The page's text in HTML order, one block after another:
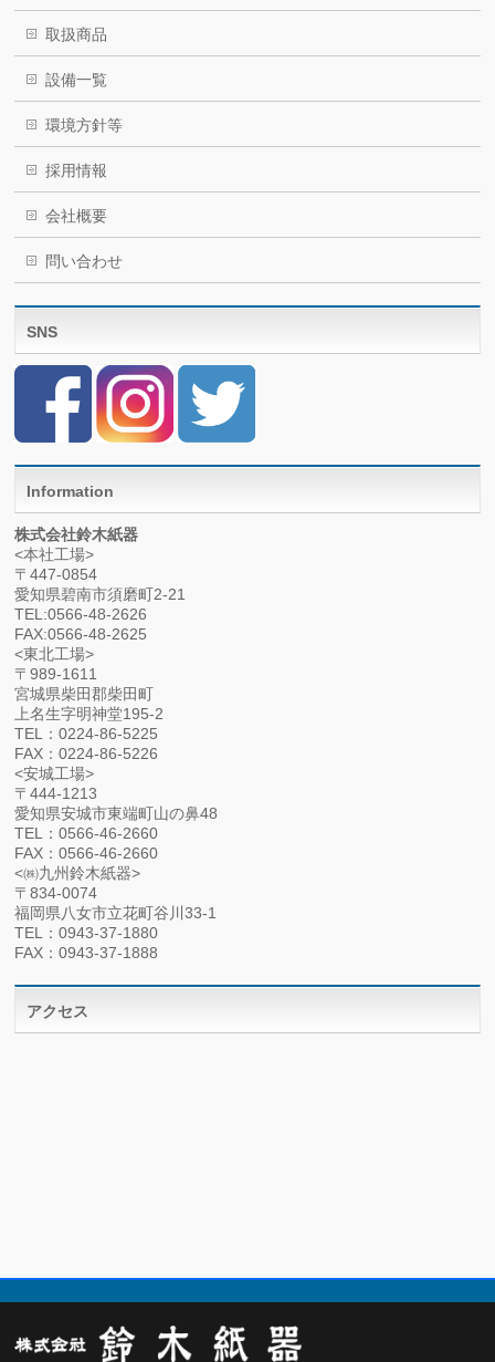
取扱商品
設備一覧
環境方針等
採用情報
会社概要
問い合わせ
SNS
Information
株式会社鈴木紙器
<本社工場>
〒447-0854
愛知県碧南市須磨町2-21
TEL:0566-48-2626
FAX:0566-48-2625
<東北工場>
〒989-1611
宮城県柴田郡柴田町
上名生字明神堂195-2
TEL：0224-86-5225
FAX：0224-86-5226
<安城工場>
〒444-1213
愛知県安城市東端町山の鼻48
TEL：0566-46-2660
FAX：0566-46-2660
<㈱九州鈴木紙器>
〒834-0074
福岡県八女市立花町谷川33-1
TEL：0943-37-1880
FAX：0943-37-1888
アクセス